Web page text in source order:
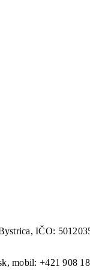
IČO:
mobil: +421 908